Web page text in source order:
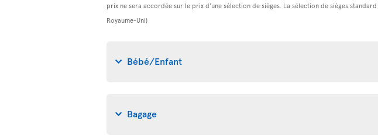
prix ne sera accordée sur le prix d’une sélection de sièges. La sélection de sièges
Royaume-Uni)
Bébé/Enfant
Bagage